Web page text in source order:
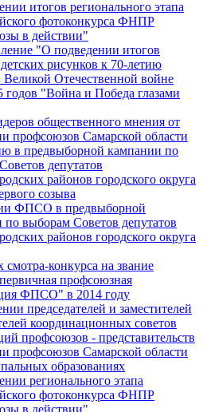
итогов регионального этапа
фотоконкурса ФНПР
в действии"
"О подведении итогов
рисунков к 70-летию
Отечественной войне
годов "Война и Победа глазами
общественного мнения от
профсоюзов Самарской области
в предвыборной кампании по
депутатов
районов городского округа
созыва
ФПСО в предвыборной
по выборам Советов депутатов
районов городского округа
смотра-конкурса на звание
профсоюзная
ФПСО" в 2014 году
председателей и заместителей
координационных советов
профсоюзов - представительств
профсоюзов Самарской области
образованиях
регионального этапа
фотоконкурса ФНПР
в действии"